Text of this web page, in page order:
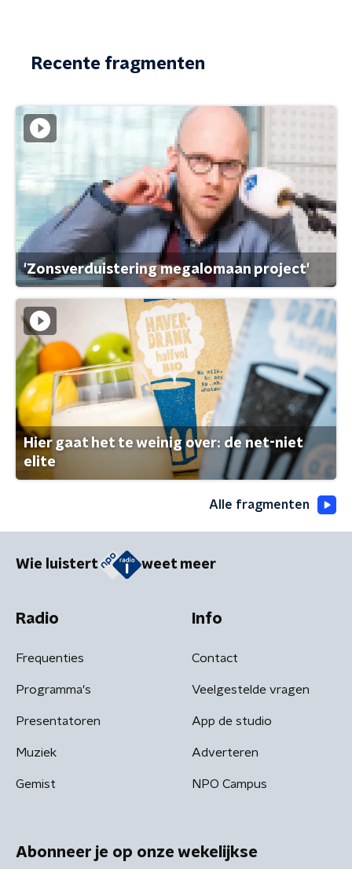
Recente fragmenten
'Zonsverduistering megalomaan project'
Hier gaat het te weinig over: de net-niet
elite
Alle fragmenten
Wie luistert weet meer
Radio
Frequenties
Programma's
Presentatoren
Muziek
Gemist
Info
Contact
Veelgestelde vragen
App de studio
Adverteren
NPO Campus
Abonneer je op onze wekelijkse